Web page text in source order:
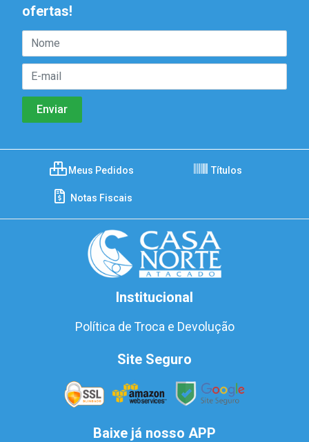
ofertas!
Meus Pedidos Títulos
Notas Fiscais
Institucional
Política de Troca e Devolução
Site Seguro
Baixe já nosso APP